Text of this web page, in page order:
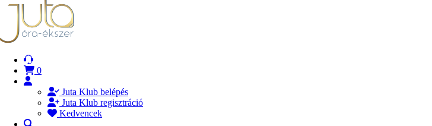
0
Juta Klub belépés
Juta Klub regisztráció
Kedvencek